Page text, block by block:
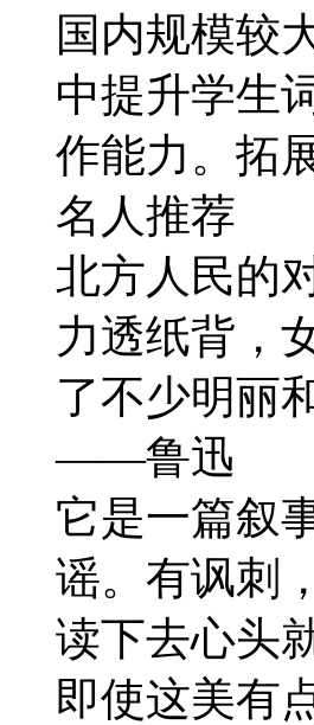
国内规模较
中提升学生
作能力。拓
名人推荐
北方人民的
力透纸背，
了不少明丽
——鲁迅
它是一篇叙
谣。有讽刺
读下去心头
即使这美有